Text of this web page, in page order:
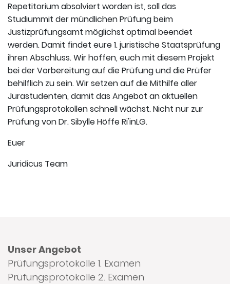
Repetitorium absolviert worden ist, soll das
Studiummit der mündlichen Prüfung beim
Justizprüfungsamt möglichst optimal beendet
werden. Damit findet eure 1. juristische Staatsprüfung
ihren Abschluss. Wir hoffen, euch mit diesem Projekt
bei der Vorbereitung auf die Prüfung und die Prüfer
behilflich zu sein. Wir setzen auf die Mithilfe aller
Jurastudenten, damit das Angebot an aktuellen
Prüfungsprotokollen schnell wächst. Nicht nur zur
Prüfung von Dr. Sibylle Höffe Ri'inLG.
Euer
Juridicus Team
Unser Angebot
Prüfungsprotokolle 1. Examen
Prüfungsprotokolle 2. Examen